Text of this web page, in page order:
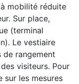
mobilité réduite
Sur place,
(terminal
Le vestiaire
de rangement
visiteurs. Pour
les mesures